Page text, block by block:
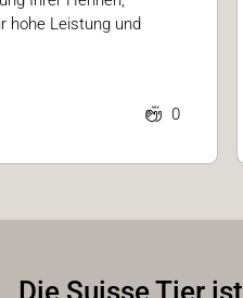
hohe Leistung und
0
Die Suisse Tier